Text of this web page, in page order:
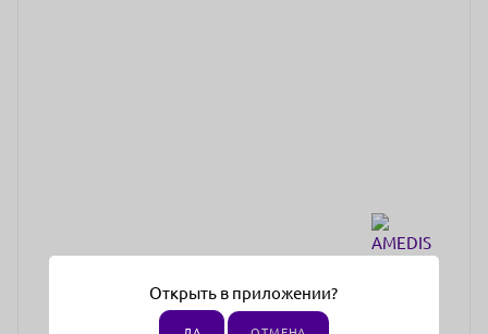
Открыть в приложении?